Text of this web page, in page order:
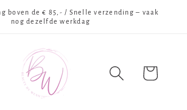
boven de € 85,- / Snelle verzending – vaak
nog dezelfde werkdag
Winkelwagen